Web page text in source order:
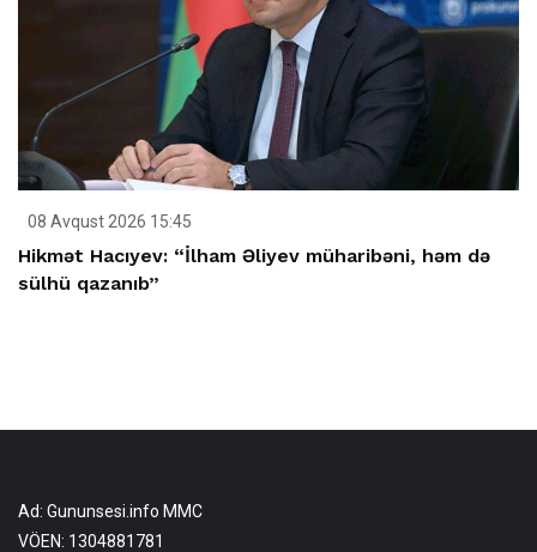
08 Avqust 2026 15:45
Hikmət Hacıyev: “İlham Əliyev müharibəni, həm də
sülhü qazanıb”
Ad: Gununsesi.info MMC
VÖEN: 1304881781